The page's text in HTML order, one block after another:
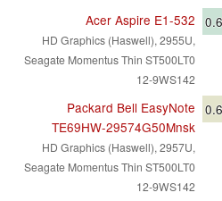
Acer Aspire E1-532
HD Graphics (Haswell), 2955U,
Seagate Momentus Thin ST500LT0
12-9WS142
Packard Bell EasyNote
TE69HW-29574G50Mnsk
HD Graphics (Haswell), 2957U,
Seagate Momentus Thin ST500LT0
12-9WS142